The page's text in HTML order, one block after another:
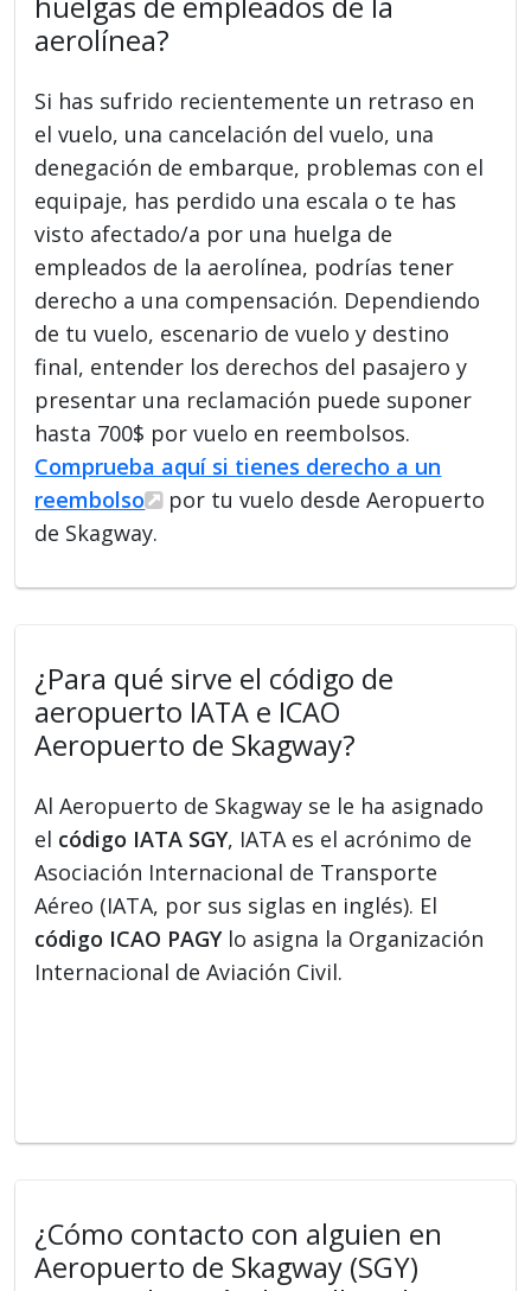
aerolínea?
Si has sufrido recientemente un retraso en
el vuelo, una cancelación del vuelo, una
denegación de embarque, problemas con el
equipaje, has perdido una escala o te has
visto afectado/a por una huelga de
empleados de la aerolínea, podrías tener
derecho a una compensación. Dependiendo
de tu vuelo, escenario de vuelo y destino
final, entender los derechos del pasajero y
presentar una reclamación puede suponer
hasta 700$ por vuelo en reembolsos.
Comprueba aquí si tienes derecho a un
reembolso
por tu vuelo desde Aeropuerto
de Skagway.
¿Para qué sirve el código de
aeropuerto IATA e ICAO
Aeropuerto de Skagway?
Al Aeropuerto de Skagway se le ha asignado
el código IATA SGY, IATA es el acrónimo de
Asociación Internacional de Transporte
Aéreo (IATA, por sus siglas en inglés). El
código ICAO PAGYlo asigna la Organización
Internacional de Aviación Civil.
¿Cómo contacto con alguien en
Aeropuerto de Skagway (SGY)